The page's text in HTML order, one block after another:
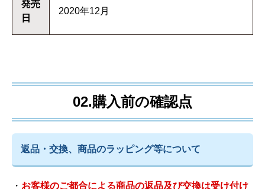
発売
日
2020年12月
02.購入前の確認点
返品・交換、商品のラッピング等について
・ お客様のご都合による商品の返品及び交換は受け付け